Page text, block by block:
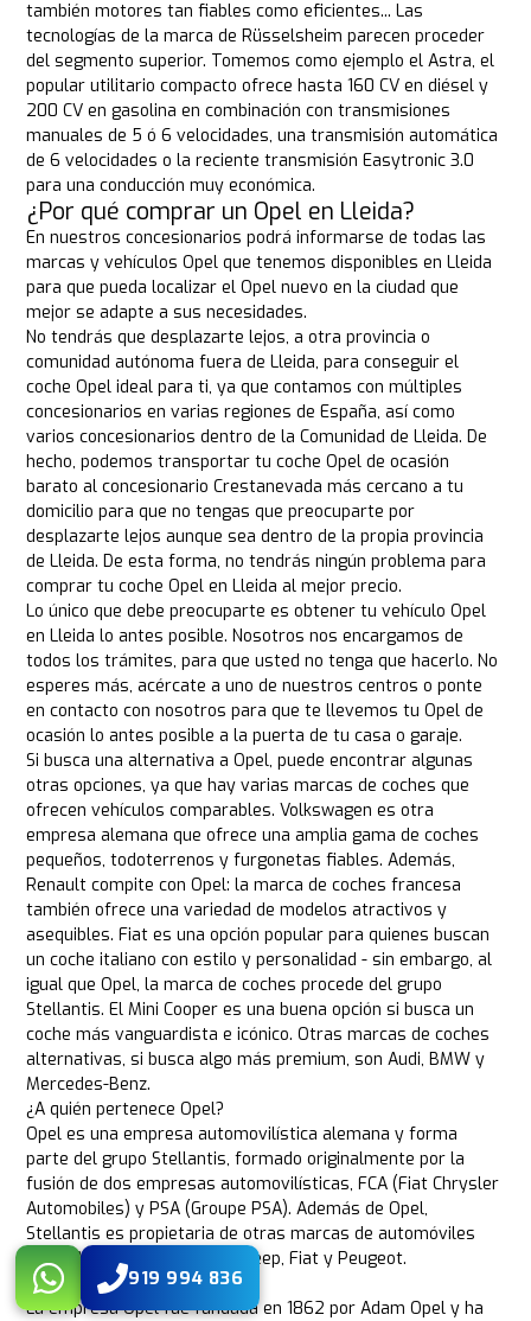
también motores tan fiables como eficientes... Las
tecnologías de la marca de Rüsselsheim parecen proceder
del segmento superior. Tomemos como ejemplo el Astra, el
popular utilitario compacto ofrece hasta 160 CV en diésel y
200 CV en gasolina en combinación con transmisiones
manuales de 5 ó 6 velocidades, una transmisión automática
de 6 velocidades o la reciente transmisión Easytronic 3.0
para una conducción muy económica.
¿Por qué comprar un Opel en Lleida?
En nuestros concesionarios podrá informarse de todas las
marcas y vehículos Opel que tenemos disponibles en Lleida
para que pueda localizar el Opel nuevo en la ciudad que
mejor se adapte a sus necesidades.
No tendrás que desplazarte lejos, a otra provincia o
comunidad autónoma fuera de Lleida, para conseguir el
coche Opel ideal para ti, ya que contamos con múltiples
concesionarios en varias regiones de España, así como
varios concesionarios dentro de la Comunidad de Lleida. De
hecho, podemos transportar tu coche Opel de ocasión
barato al concesionario Crestanevada más cercano a tu
domicilio para que no tengas que preocuparte por
desplazarte lejos aunque sea dentro de la propia provincia
de Lleida. De esta forma, no tendrás ningún problema para
comprar tu coche Opel en Lleida al mejor precio.
Lo único que debe preocuparte es obtener tu vehículo Opel
en Lleida lo antes posible. Nosotros nos encargamos de
todos los trámites, para que usted no tenga que hacerlo. No
esperes más, acércate a uno de nuestros centros o ponte
en contacto con nosotros para que te llevemos tu Opel de
ocasión lo antes posible a la puerta de tu casa o garaje.
Si busca una alternativa a Opel, puede encontrar algunas
otras opciones, ya que hay varias marcas de coches que
ofrecen vehículos comparables. Volkswagen es otra
empresa alemana que ofrece una amplia gama de coches
pequeños, todoterrenos y furgonetas fiables. Además,
Renault compite con Opel: la marca de coches francesa
también ofrece una variedad de modelos atractivos y
asequibles. Fiat es una opción popular para quienes buscan
un coche italiano con estilo y personalidad - sin embargo, al
igual que Opel, la marca de coches procede del grupo
Stellantis. El Mini Cooper es una buena opción si busca un
coche más vanguardista e icónico. Otras marcas de coches
alternativas, si busca algo más premium, son Audi, BMW y
Mercedes-Benz.
¿A quién pertenece Opel?
Opel es una empresa automovilística alemana y forma
parte del grupo Stellantis, formado originalmente por la
fusión de dos empresas automovilísticas, FCA (Fiat Chrysler
Automobiles) y PSA (Groupe PSA). Además de Opel,
Stellantis es propietaria de otras marcas de automóviles
como Alfa Romeo, Chrysler, Jeep, Fiat y Peugeot.
¿De dónde procede Opel?
La empresa Opel fue fundada en 1862 por Adam Opel y ha
919 994 836